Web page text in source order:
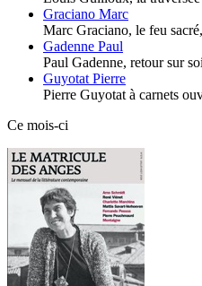
Graciano Marc
Marc Graciano, le feu sacré,
Gadenne Paul
Paul Gadenne, retour sur
Guyotat Pierre
Pierre Guyotat à carnets
Ce mois-ci